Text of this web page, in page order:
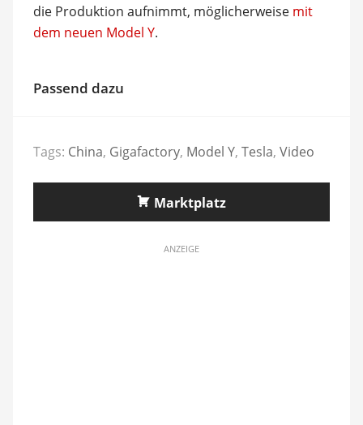
die Produktion aufnimmt, möglicherweise mit
dem neuen Model Y.
Passend dazu
Tags: China, Gigafactory, Model Y, Tesla, Video
Marktplatz
ANZEIGE